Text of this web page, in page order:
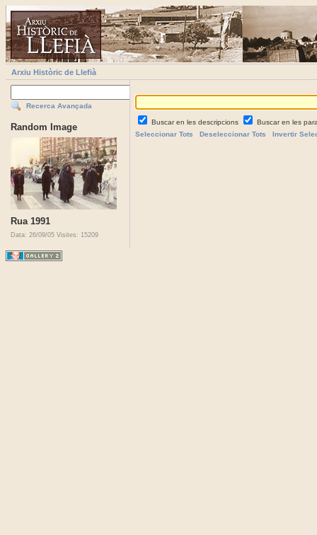
Arxiu Històric de Llefià
Recerca Avançada
Random Image
Rua 1991
Data: 26/09/05 Visites: 15209
Buscar en les descripcions
Buscar en les
Seleccionar Tots
Deseleccionar Tots Invertir